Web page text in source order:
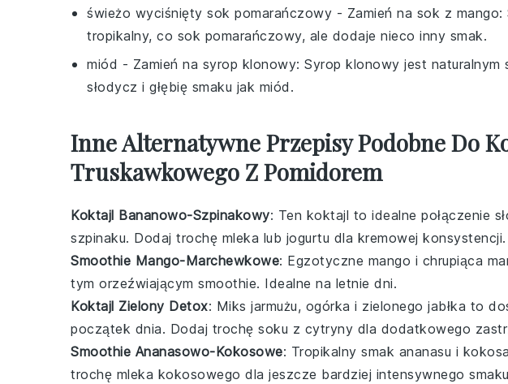
świeżo wyciśnięty sok pomarańczowy - Zamień na sok z mango:
tropikalny, co sok pomarańczowy, ale dodaje nieco inny smak.
miód - Zamień na syrop klonowy: Syrop klonowy jest naturalnym
słodycz i głębię smaku jak miód.
Inne Alternatywne Przepisy Podobne Do
Truskawkowego Z Pomidorem
Koktajl Bananowo-Szpinakowy: Ten koktajl to idealne połączenie
szpinaku. Dodaj trochę mleka lub jogurtu dla kremowej konsystencji.
Smoothie Mango-Marchewkowe: Egzotyczne mango i chrupiąca
tym orzeźwiającym smoothie. Idealne na letnie dni.
Koktajl Zielony Detox: Miks jarmużu, ogórka i zielonego jabłka to
początek dnia. Dodaj trochę soku z cytryny dla dodatkowego
Smoothie Ananasowo-Kokosowe: Tropikalny smak ananasu i kokosa
trochę mleka kokosowego dla jeszcze bardziej intensywnego